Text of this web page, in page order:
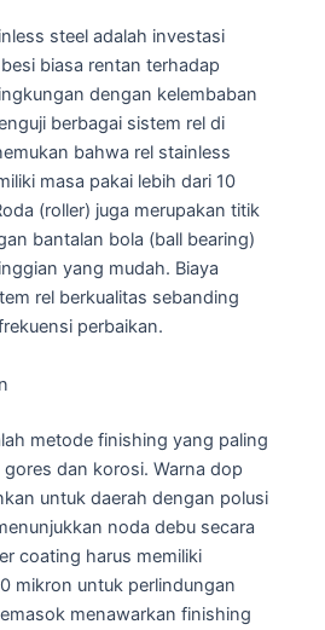
steel adalah investasi
biasa rentan terhadap
dengan kelembaban
berbagai sistem rel di
bahwa rel stainless
masa pakai lebih dari 10
(roller) juga merupakan titik
bantalan bola (ball bearing)
yang mudah. Biaya
rel berkualitas sebanding
perbaikan.
metode finishing yang paling
dan korosi. Warna dop
untuk daerah dengan polusi
noda debu secara
coating harus memiliki
mikron untuk perlindungan
menawarkan finishing